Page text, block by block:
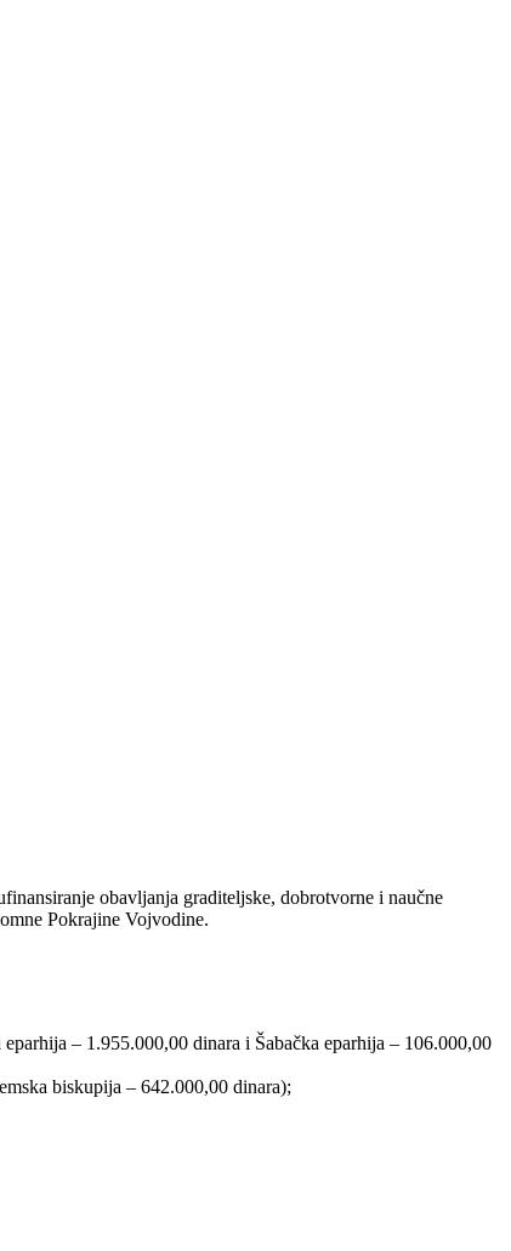
obavljanja graditeljske, dobrotvorne i naučne
Pokrajine Vojvodine.
– 1.955.000,00 dinara i Šabačka eparhija – 106.000,00
biskupija – 642.000,00 dinara);